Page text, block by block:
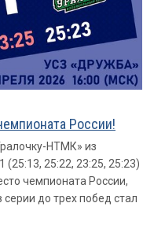
России!
НТМК» из
(25:13, 25:22, 23:25, 25:23)
чемпионата России,
до трех побед стал